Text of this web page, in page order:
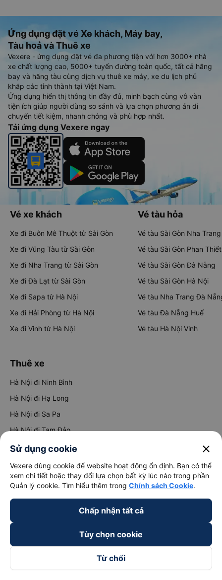
Ứng dụng đặt vé Xe khách, Máy bay,
Tàu hoả và Thuê xe
Vexere - ứng dụng đặt vé đa phương tiện với hơn 3000+ nhà
xe chất lượng cao, 5000+ tuyến đường toàn quốc, tất cả hãng
bay và hãng tàu cùng dịch vụ thuê xe máy, xe du lịch phủ
khắp các tỉnh thành tại Việt Nam.
Ứng dụng hiển thị thông tin đầy đủ, minh bạch cùng vô vàn
tiện ích giúp người dùng so sánh và lựa chọn phương án di
chuyển tiết kiệm, nhanh chóng và phù hợp nhất.
Tải ứng dụng Vexere ngay
Vé xe khách
Xe đi Buôn Mê Thuột từ Sài Gòn
Xe đi Vũng Tàu từ Sài Gòn
Xe đi Nha Trang từ Sài Gòn
Xe đi Đà Lạt từ Sài Gòn
Xe đi Sapa từ Hà Nội
Xe đi Hải Phòng từ Hà Nội
Xe đi Vinh từ Hà Nội
Vé tàu hỏa
Vé tàu Sài Gòn Nha Trang
Vé tàu Sài Gòn Phan Thiết
Vé tàu Sài Gòn Đà Nẵng
Vé tàu Sài Gòn Hà Nội
Vé tàu Nha Trang Đà
Vé tàu Đà Nẵng Huế
Vé tàu Hà Nội Vinh
Thuê xe
Hà Nội đi Ninh Bình
Hà Nội đi Hạ Long
Hà Nội đi Sa Pa
Hà Nội đi Tam Đảo
Đà Nẵng đi Hội An
Đà Nẵng đi Huế
Hải Phòng đi Hà Nội
Xem tất cả tuyến đường
keyboard_arrow_down
Về chúng tôi
Sử dụng cookie close
Vexere dùng cookie để website hoạt động ổn định. Bạn có thể
xem chi tiết hoặc thay đổi lựa chọn bất kỳ lúc nào trong phần
Quản lý cookie. Tìm hiểu thêm trong Chính sách Cookie.
Chấp nhận tất cả
Tùy chọn cookie
Từ chối